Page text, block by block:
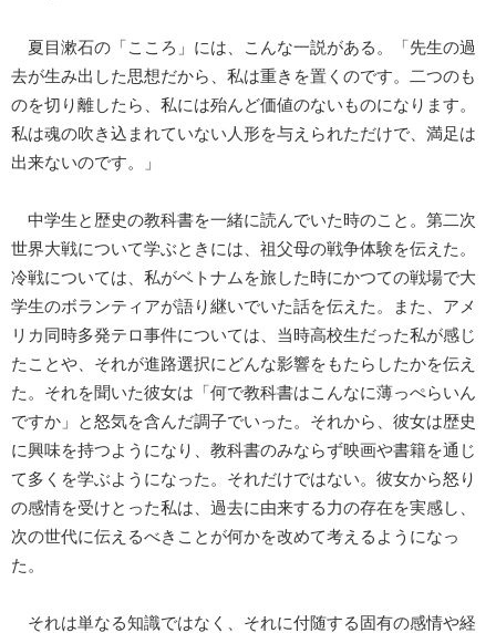
夏目漱石の「こころ」には、こんな一説がある。「先生の過
去が生み出した思想だから、私は重きを置くのです。二つのも
のを切り離したら、私には殆んど価値のないものになります。
私は魂の吹き込まれていない人形を与えられただけで、満足は
出来ないのです。」
中学生と歴史の教科書を一緒に読んでいた時のこと。第二次
世界大戦について学ぶときには、祖父母の戦争体験を伝えた。
冷戦については、私がベトナムを旅した時にかつての戦場で大
学生のボランティアが語り継いでいた話を伝えた。また、アメ
リカ同時多発テロ事件については、当時高校生だった私が感じ
たことや、それが進路選択にどんな影響をもたらしたかを伝え
た。それを聞いた彼女は「何で教科書はこんなに薄っぺらいん
ですか」と怒気を含んだ調子でいった。それから、彼女は歴史
に興味を持つようになり、教科書のみならず映画や書籍を通じ
て多くを学ぶようになった。それだけではない。彼女から怒り
の感情を受けとった私は、過去に由来する力の存在を実感し、
次の世代に伝えるべきことが何かを改めて考えるようになっ
た。
それは単なる知識ではなく、それに付随する固有の感情や経